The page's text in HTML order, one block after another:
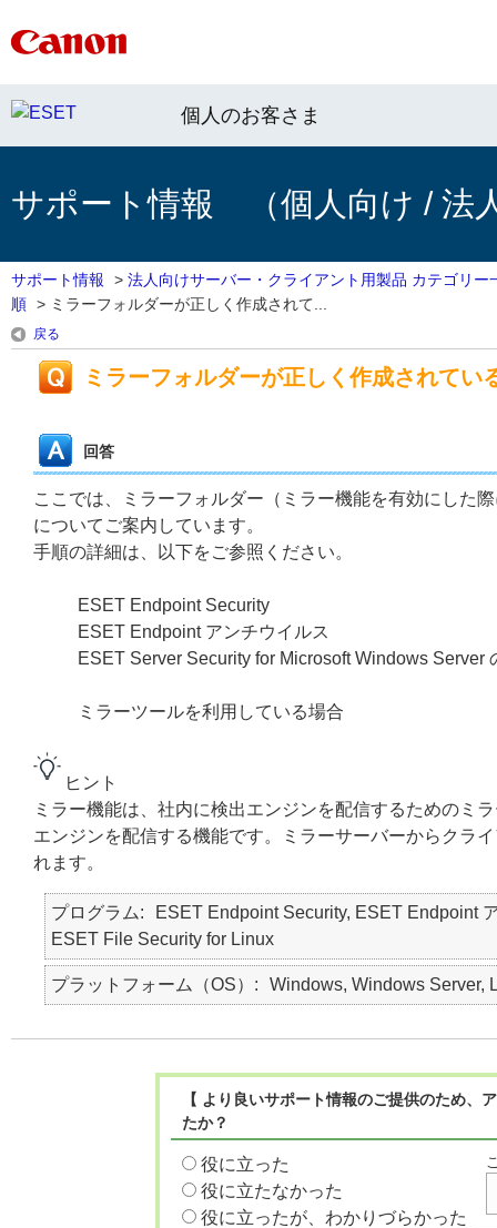
個人のお客さま
サポート情報 （個人向け / 法
サポート情報 > 法人向けサーバー・クライアント用製品 カテゴリー
順 > ミラーフォルダーが正しく作成されて...
戻る
ミラーフォルダーが正しく作成されてい
回答
ここでは、ミラーフォルダー（ミラー機能を有効にした
についてご案内しています。
手順の詳細は、以下をご参照ください。
ESET Endpoint Security
ESET Endpoint アンチウイルス
ESET Server Security for Microsoft Windows Server
ミラーツールを利用している場合
ヒント
ミラー機能は、社内に検出エンジンを配信するためのミ
エンジンを配信する機能です。ミラーサーバーからクラ
れます。
プログラム
ESET Endpoint Security, ESET Endpoint
ESET File Security for Linux
プラットフォーム（OS） Windows, Windows Server,
【 より良いサポート情報のご提供のため
たか？
役に立った
役に立たなかった
役に立ったが、わかりづらかった